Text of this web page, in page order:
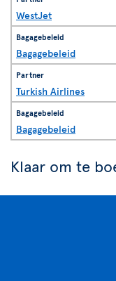
WestJet
Bagagebeleid
Turkish Airlines
Bagagebeleid
Klaar om te